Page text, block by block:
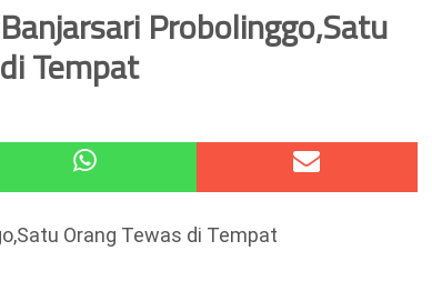
BERKELANJUTAN (PDPB) TRIWULAN II
Medan
9 Ball Tournament,Gandeng Carabao Bistro & Pool Batu HQ Total Hadiah Rp 5
Dau Malang,Dijamin Ketagihan,Ini Sebabnya
Probolinggo,Satu
Tempat
Orang Tewas di Tempat